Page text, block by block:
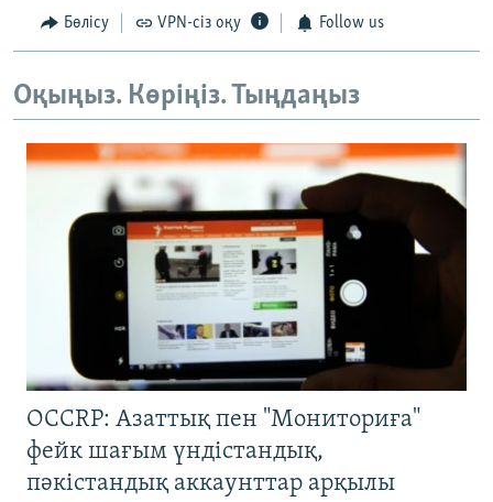
Бөлісу VPN-сіз оқу Follow us
Оқыңыз. Көріңіз. Тыңдаңыз
OCCRP: Азаттық пен "Мониториға"
фейк шағым үндістандық,
пәкістандық аккаунттар арқылы